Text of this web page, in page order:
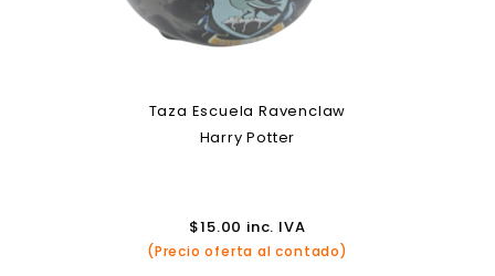
Taza Escuela Ravenclaw
Harry Potter
$15.00 inc. IVA
(Precio oferta al contado)